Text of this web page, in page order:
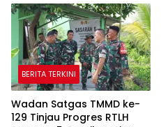
Meter
BERITA TERKINI
Wadan Satgas TMMD ke-
129 Tinjau Progres RTLH